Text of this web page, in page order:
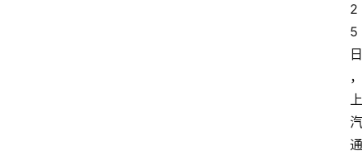
2
5
日
，
上
汽
通